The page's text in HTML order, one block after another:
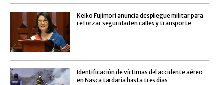
Keiko Fujimori anuncia despliegue militar para
reforzar seguridad en calles y transporte
Identificación de víctimas del accidente aéreo
en Nasca tardaría hasta tres días